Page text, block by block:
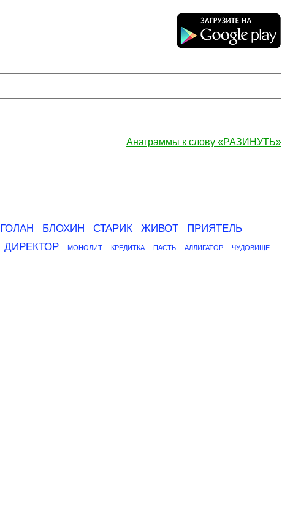
Анаграммы к слову «РАЗИНУТЬ»
ГОЛАН БЛОХИН СТАРИК ЖИВОТ
ПРИЯТЕЛЬ
ДИРЕКТОР МОНОЛИТ КРЕДИТКА ПАСТЬ АЛЛИГАТОР ЧУДОВИЩЕ